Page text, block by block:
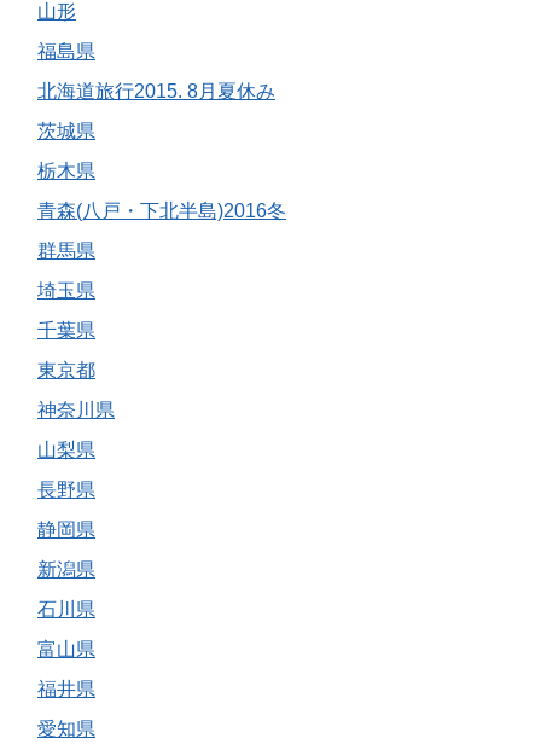
山形
福島県
北海道旅行2015. 8月夏休み
茨城県
栃木県
青森(八戸・下北半島)2016冬
群馬県
埼玉県
千葉県
東京都
神奈川県
山梨県
長野県
静岡県
新潟県
石川県
富山県
福井県
愛知県